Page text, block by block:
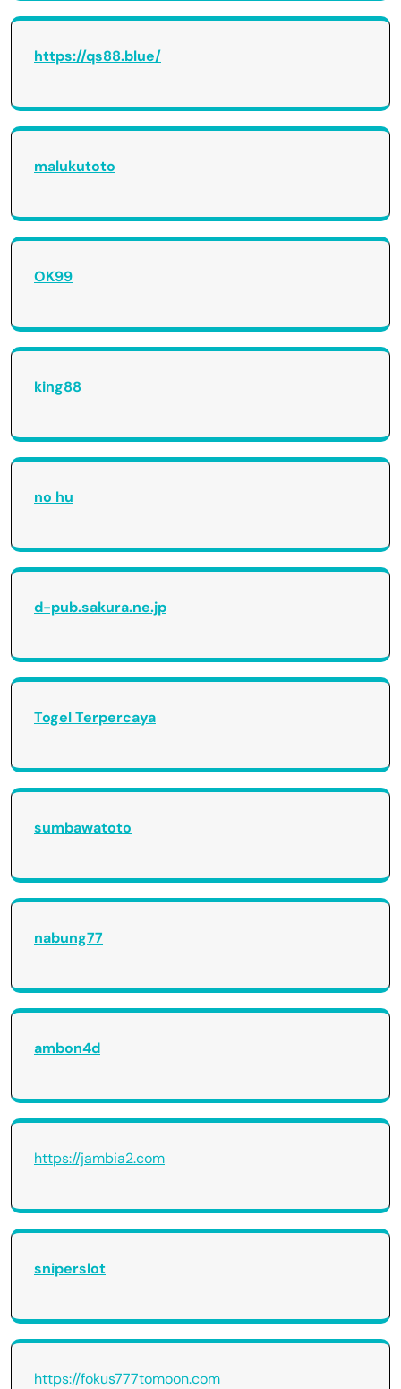
https://qs88.blue/
malukutoto
OK99
king88
no hu
d-pub.sakura.ne.jp
Togel Terpercaya
sumbawatoto
nabung77
ambon4d
https://jambia2.com
sniperslot
https://fokus777tomoon.com